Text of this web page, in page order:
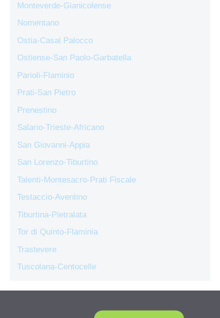
Monteverde-Gianicolense
Nomentano
Ostia-Casal Palocco
Ostiense-San Paolo-Garbatella
Parioli-Flaminio
Prati-San Pietro
Prenestino
Salario-Trieste-Africano
San Giovanni-Appia
San Lorenzo-Tiburtino
Talenti-Montesacro-Prati Fiscale
Testaccio-Aventino
Tiburtina-Pietralata
Tor di Quinto-Flaminia
Trastevere
Tuscolana-Centocelle